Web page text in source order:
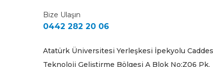
Bize Ulaşın
0442 282 20 06
Atatürk Üniversitesi Yerleşkesi İpekyolu
Teknoloji Geliştirme Bölgesi A Blok No:Z06 Pk.